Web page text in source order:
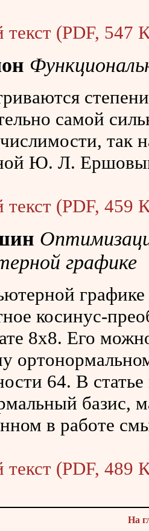
(PDF, 547
самой
так
Ю. Л.
(PDF, 459
графике
косинус-
8x8. Его
64. В
базис,
в работе
(PDF, 489
На